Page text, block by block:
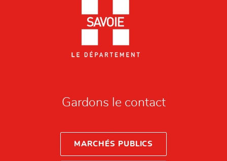
Gardons le contact
MARCHÉS PUBLICS